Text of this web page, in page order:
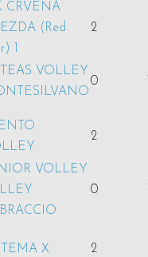
CRVENA
(Red
1
2
VOLLEY
0
2
VOLLEY
0
X 2